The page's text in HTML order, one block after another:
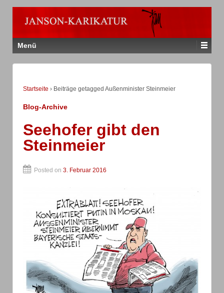
Menü
Startseite › Beiträge getagged Außenminister Steinmeier
Blog-Archive
Seehofer gibt den
Steinmeier
Posted on 3. Februar 2016